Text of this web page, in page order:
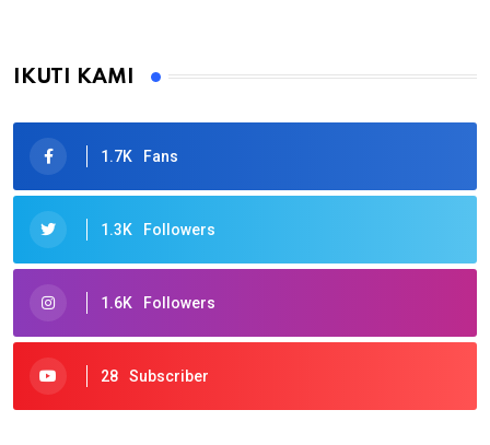
IKUTI KAMI
1.7K Fans
1.3K Followers
1.6K Followers
28 Subscriber